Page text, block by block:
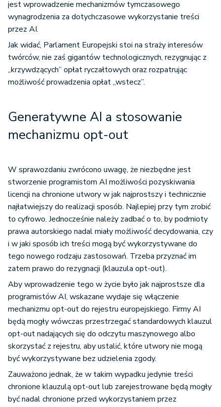
wynagrodzenia za dotychczasowe wykorzystanie treści
przez AI.
Jak widać, Parlament Europejski stoi na straży interesów
twórców, nie zaś gigantów technologicznych, rezygnując z
„krzywdzących” opłat ryczałtowych oraz rozpatrując
możliwość prowadzenia opłat „wstecz”.
mechanizmu opt-out
stworzenie programistom AI możliwości pozyskiwania
licencji na chronione utwory w jak najprostszy i technicznie
najłatwiejszy do realizacji sposób. Najlepiej przy tym zrobić
to cyfrowo. Jednocześnie należy zadbać o to, by podmioty
prawa autorskiego nadal miały możliwość decydowania, czy
i w jaki sposób ich treści mogą być wykorzystywane do
tego nowego rodzaju zastosowań. Trzeba przyznać im
zatem prawo do rezygnacji (klauzula opt-out).
Aby wprowadzenie tego w życie było jak najprostsze dla
programistów AI, wskazane wydaje się włączenie
mechanizmu opt-out do rejestru europejskiego. Firmy AI
będą mogły wówczas przestrzegać standardowych klauzul
opt-out nadających się do odczytu maszynowego albo
skorzystać z rejestru, aby ustalić, które utwory nie mogą
być wykorzystywane bez udzielenia zgody.
Zauważono jednak, że w takim wypadku jedynie treści
chronione klauzulą opt-out lub zarejestrowane będą mogły
być nadal chronione przed wykorzystaniem przez
generatywne AI. Założono zatem powiązanie procesu